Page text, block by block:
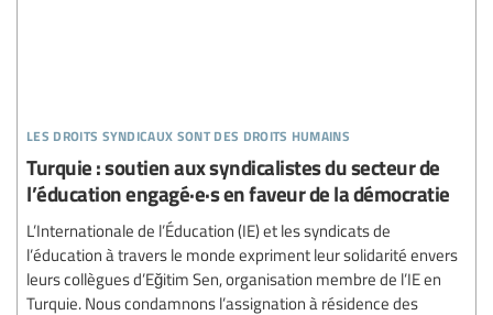
les droits syndicaux sont des droits humains
Turquie : soutien aux syndicalistes du secteur de
l’éducation engagé·e·s en faveur de la démocratie
L’Internationale de l’Éducation (IE) et les syndicats de
l’éducation à travers le monde expriment leur solidarité envers
leurs collègues d’Eğitim Sen, organisation membre de l’IE en
Turquie. Nous condamnons l’assignation à résidence des